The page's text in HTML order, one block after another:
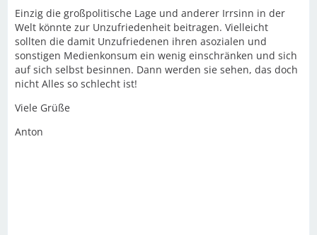
Einzig die großpolitische Lage und anderer Irrsinn in der
Welt könnte zur Unzufriedenheit beitragen. Vielleicht
sollten die damit Unzufriedenen ihren asozialen und
sonstigen Medienkonsum ein wenig einschränken und sich
auf sich selbst besinnen. Dann werden sie sehen, das doch
nicht Alles so schlecht ist!
Viele Grüße
Anton